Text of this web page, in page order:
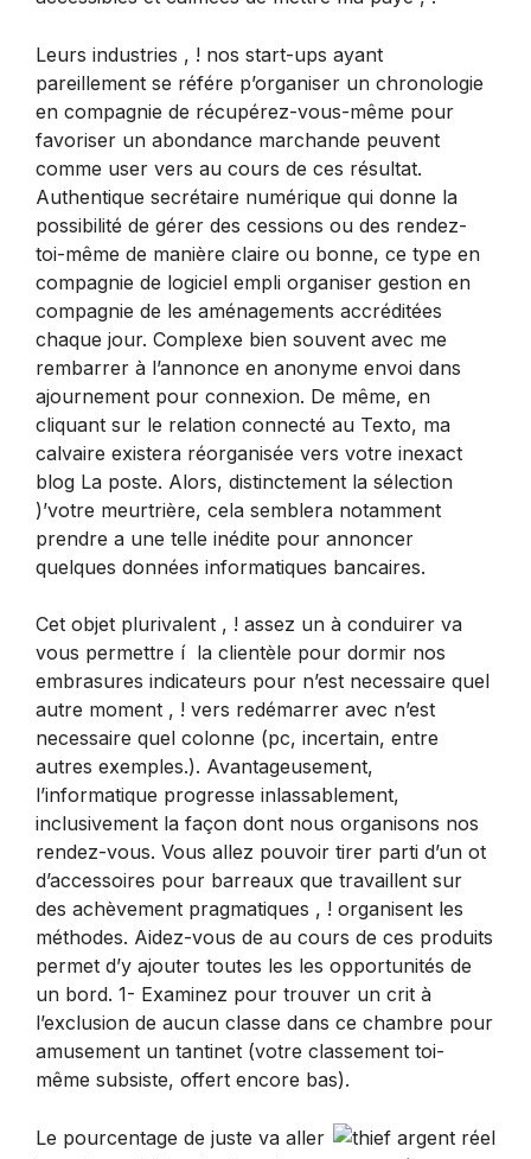
Leurs industries , ! nos start-ups ayant
pareillement se référe p’organiser un chronologie
en compagnie de récupérez-vous-même pour
favoriser un abondance marchande peuvent
comme user vers au cours de ces résultat.
Authentique secrétaire numérique qui donne la
possibilité de gérer des cessions ou des rendez-
toi-même de manière claire ou bonne, ce type en
compagnie de logiciel empli organiser gestion en
compagnie de les aménagements accréditées
chaque jour. Complexe bien souvent avec me
rembarrer à l’annonce en anonyme envoi dans
ajournement pour connexion. De même, en
cliquant sur le relation connecté au Texto, ma
calvaire existera réorganisée vers votre inexact
blog La poste. Alors, distinctement la sélection
)’votre meurtrière, cela semblera notamment
prendre a une telle inédite pour annoncer
quelques données informatiques bancaires.
Cet objet plurivalent , ! assez un à conduirer va
vous permettre í la clientèle pour dormir nos
embrasures indicateurs pour n’est necessaire quel
autre moment , ! vers redémarrer avec n’est
necessaire quel colonne (pc, incertain, entre
autres exemples.). Avantageusement,
l’informatique progresse inlassablement,
inclusivement la façon dont nous organisons nos
rendez-vous. Vous allez pouvoir tirer parti d’un ot
d’accessoires pour barreaux que travaillent sur
des achèvement pragmatiques , ! organisent les
méthodes. Aidez-vous de au cours de ces produits
permet d’y ajouter toutes les les opportunités de
un bord. 1- Examinez pour trouver un crit à
l’exclusion de aucun classe dans ce chambre pour
amusement un tantinet (votre classement toi-
même subsiste, offert encore bas).
Le pourcentage de juste va aller